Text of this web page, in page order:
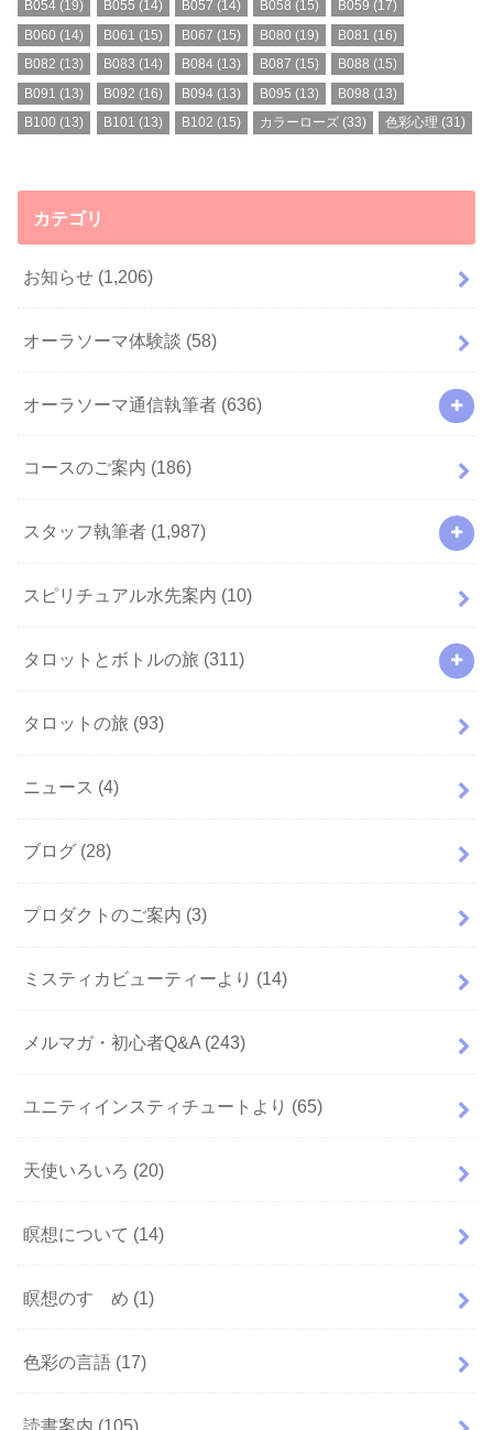
B054 (19) B055 (14) B057 (14) B058 (15) B059 (17)
B060 (14) B061 (15) B067 (15) B080 (19) B081 (16)
B082 (13) B083 (14) B084(13) B087 (15) B088 (15)
B091 (13) B092 (16) B094(13) B095 (13) B098 (13)
B100 (13) B101 (13) B102 (15) カラーローズ (33) 色彩心理 (31)
カテゴリ
お知らせ (1,206)
オーラソーマ体験談 (58)
オーラソーマ通信執筆者 (636)
コースのご案内 (186)
スタッフ執筆者 (1,987)
スピリチュアル水先案内 (10)
タロットとボトルの旅 (311)
タロットの旅 (93)
ニュース (4)
ブログ (28)
プロダクトのご案内 (3)
ミスティカビューティーより (14)
メルマガ・初心者Q&A (243)
ユニティインスティチュートより (65)
天使いろいろ (20)
瞑想について (14)
瞑想のすゝめ (1)
色彩の言語 (17)
読書案内 (105)